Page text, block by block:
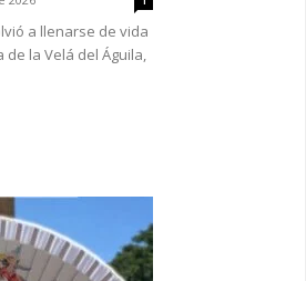
a llenarse de vida
la Velá del Águila,